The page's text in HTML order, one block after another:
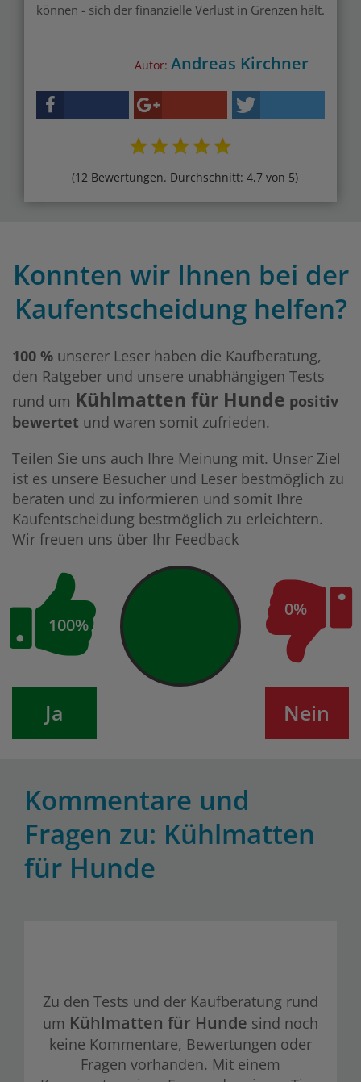
können - sich der finanzielle Verlust in Grenzen hält.
Autor: Andreas Kirchner
(12 Bewertungen. Durchschnitt: 4,7 von 5)
Konnten wir Ihnen bei der
Kaufentscheidung helfen?
100 % unserer Leser haben die Kaufberatung,
den Ratgeber und unsere unabhängigen Tests
rund um Kühlmatten für Hunde positiv
bewertet und waren somit zufrieden.
Teilen Sie uns auch Ihre Meinung mit. Unser Ziel
ist es unsere Besucher und Leser bestmöglich zu
beraten und zu informieren und somit Ihre
Kaufentscheidung bestmöglich zu erleichtern.
Wir freuen uns über Ihr Feedback
100%
0%
Ja Nein
Kommentare und
Fragen zu: Kühlmatten
für Hunde
Zu den Tests und der Kaufberatung rund
um Kühlmatten für Hunde sind noch
keine Kommentare, Bewertungen oder
Fragen vorhanden. Mit einem